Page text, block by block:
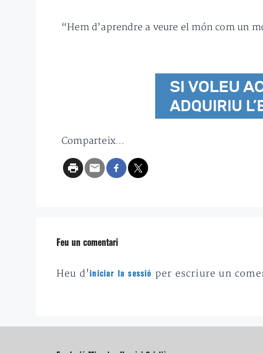
“Hem d’aprendre a veure el món com un
Comparteix...
Feu un comentari
Heu d'iniciar la sessió per escriure un